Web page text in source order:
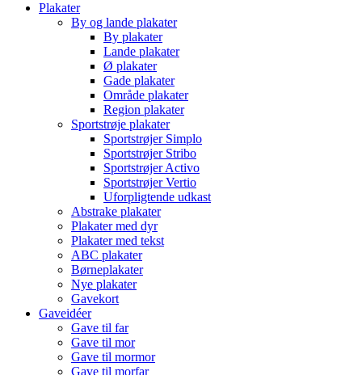
Plakater
By og lande plakater
By plakater
Lande plakater
Ø plakater
Gade plakater
Område plakater
Region plakater
Sportstrøje plakater
Sportstrøjer Simplo
Sportstrøjer Stribo
Sportstrøjer Activo
Sportstrøjer Vertio
Uforpligtende udkast
Abstrake plakater
Plakater med dyr
Plakater med tekst
ABC plakater
Børneplakater
Nye plakater
Gavekort
Gaveidéer
Gave til far
Gave til mor
Gave til mormor
Gave til morfar